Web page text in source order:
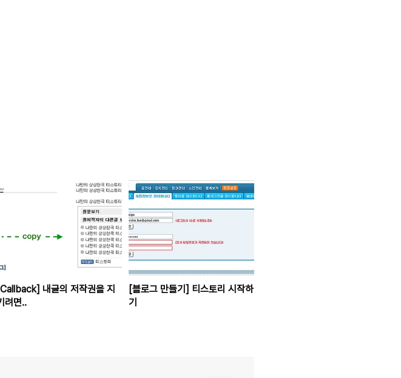
내글의 저작권을 지
려면..
[블로그 만들기] 티스토리 시작하
기